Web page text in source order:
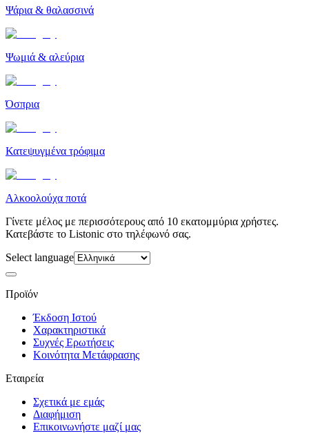
Ψάρια & θαλασσινά
Ψωμιά & αλεύρια
Όσπρια
Κατεψυγμένα τρόφιμα
Αλκοολούχα ποτά
Γίνετε μέλος με περισσότερους από 10 εκατομμύρια χρήστες.
Κατεβάστε το Listonic στο τηλέφωνό σας.
Select language
Προϊόν
Έκδοση Ιστού
Χαρακτηριστικά
Συχνές Ερωτήσεις
Κοινότητα Μετάφρασης
Εταιρεία
Σχετικά με εμάς
Διαφήμιση
Επικοινωνήστε μαζί μας